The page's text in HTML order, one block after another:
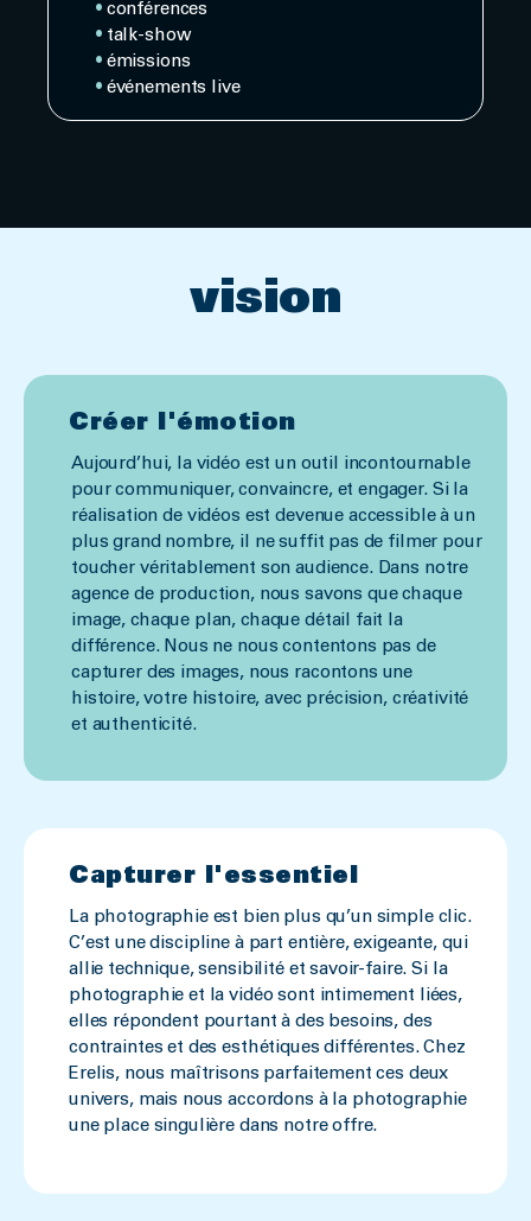
•conférences
•talk-show
•émissions
•événements live
vision
Créer l'émotion
Aujourd’hui, la vidéo est un outil incontournable
pour communiquer, convaincre, et engager. Si la
réalisation de vidéos est devenue accessible à un
plus grand nombre, il ne suffit pas de filmer pour
toucher véritablement son audience. Dans notre
agence de production, nous savons que chaque
image, chaque plan, chaque détail fait la
différence. Nous ne nous contentons pas de
capturer des images, nous racontons une
histoire, votre histoire, avec précision, créativité
et authenticité.
Capturer l'essentiel
La photographie est bien plus qu’un simple clic.
C’est une discipline à part entière, exigeante, qui
allie technique, sensibilité et savoir-faire. Si la
photographie et la vidéo sont intimement liées,
elles répondent pourtant à des besoins, des
contraintes et des esthétiques différentes. Chez
Erelis, nous maîtrisons parfaitement ces deux
univers, mais nous accordons à la photographie
une place singulière dans notre offre.